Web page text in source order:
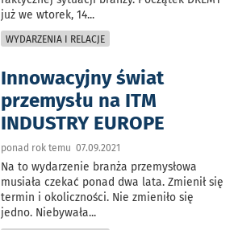
już we wtorek, 14...
WYDARZENIA I RELACJE
Innowacyjny świat
przemysłu na ITM
INDUSTRY EUROPE
ponad rok temu 07.09.2021
Na to wydarzenie branża przemysłowa
musiała czekać ponad dwa lata. Zmienił się
termin i okoliczności. Nie zmieniło się
jedno. Niebywała...